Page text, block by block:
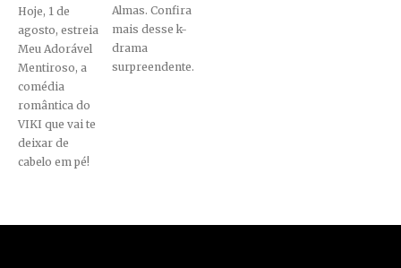
Hoje, 1 de
agosto, estreia
Meu Adorável
Mentiroso, a
comédia
romântica do
VIKI que vai te
deixar de
cabelo em pé!
Almas. Confira
mais desse k-
drama
surpreendente.